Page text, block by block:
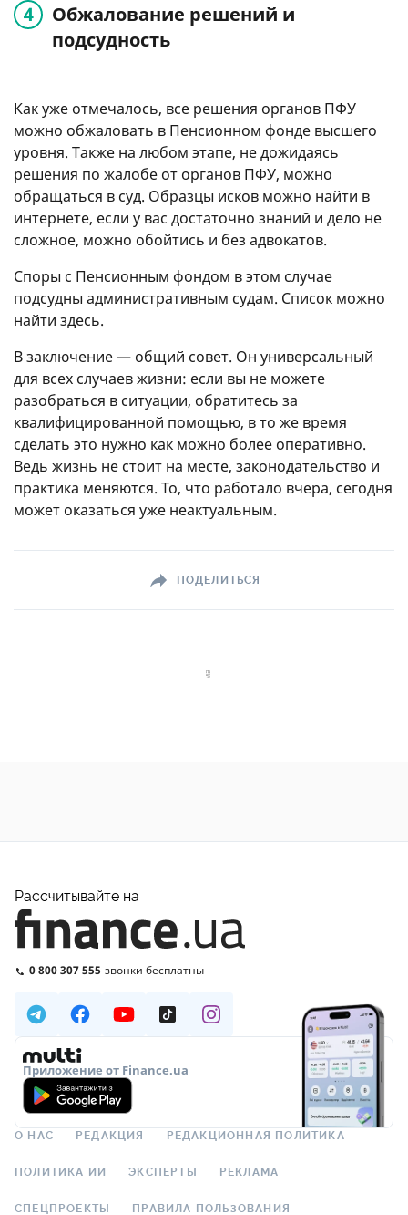
Обжалование решений и
подсудность
Как уже отмечалось, все решения органов ПФУ
можно обжаловать в Пенсионном фонде высшего
уровня. Также на любом этапе, не дожидаясь
решения по жалобе от органов ПФУ, можно
обращаться в суд. Образцы исков можно найти в
интернете, если у вас достаточно знаний и дело не
сложное, можно обойтись и без адвокатов.
Споры с Пенсионным фондом в этом случае
подсудны административным судам. Список можно
найти здесь.
В заключение — общий совет. Он универсальный
для всех случаев жизни: если вы не можете
разобраться в ситуации, обратитесь за
квалифицированной помощью, в то же время
сделать это нужно как можно более оперативно.
Ведь жизнь не стоит на месте, законодательство и
практика меняются. То, что работало вчера, сегодня
может оказаться уже неактуальным.
ПОДЕЛИТЬСЯ
Рассчитывайте на
0 800 307 555 звонки бесплатны
Приложение от Finance.ua
О НАС РЕДАКЦИЯ РЕДАКЦИОННАЯ ПОЛИТИКА
ПОЛИТИКА ИИ ЭКСПЕРТЫ РЕКЛАМА
СПЕЦПРОЕКТЫ ПРАВИЛА ПОЛЬЗОВАНИЯ